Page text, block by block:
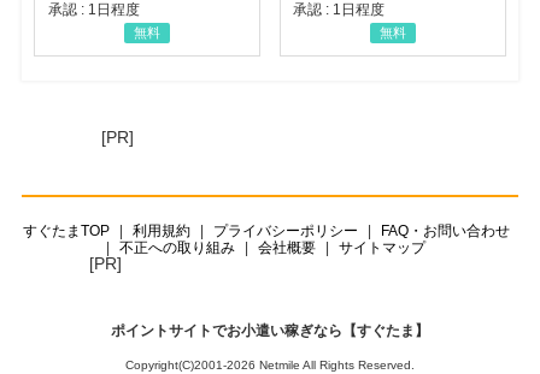
承認 : 1日程度
無料
承認 : 1日程度
無料
[PR]
すぐたまTOP 利用規約 プライバシーポリシー
FAQ・お問い合わせ
不正への取り組み
会社概要 サイトマップ
[PR]
ポイントサイトでお小遣い稼ぎなら【すぐたま】
Copyright(C)2001-2026 Netmile All Rights Reserved.